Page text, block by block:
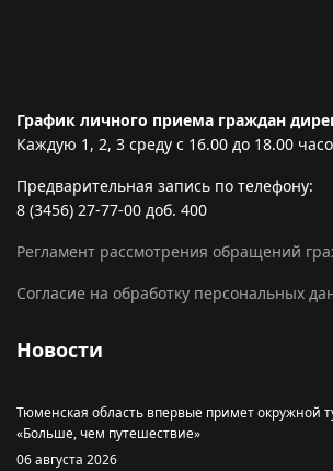
График личного приема граждан
Каждую 1, 2, 3 среду с 16.00 до 18.00
Предварительная запись по телефону:
8 (3456) 27-77-00 доб. 400
Регламент рассмотрения обращений
Согласие на обработку персональных
Новости
Тюменская область впервые примет окружной
«Больше, чем путешествие»
06 августа 2026